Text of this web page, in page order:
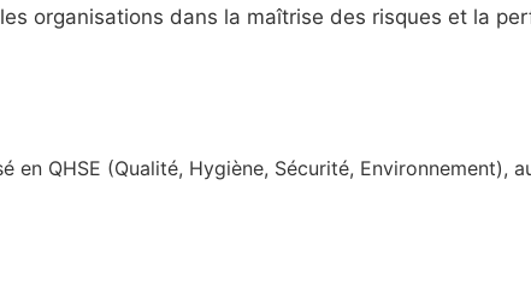
organisations dans la maîtrise des risques et la
QHSE (Qualité, Hygiène, Sécurité, Environnement),